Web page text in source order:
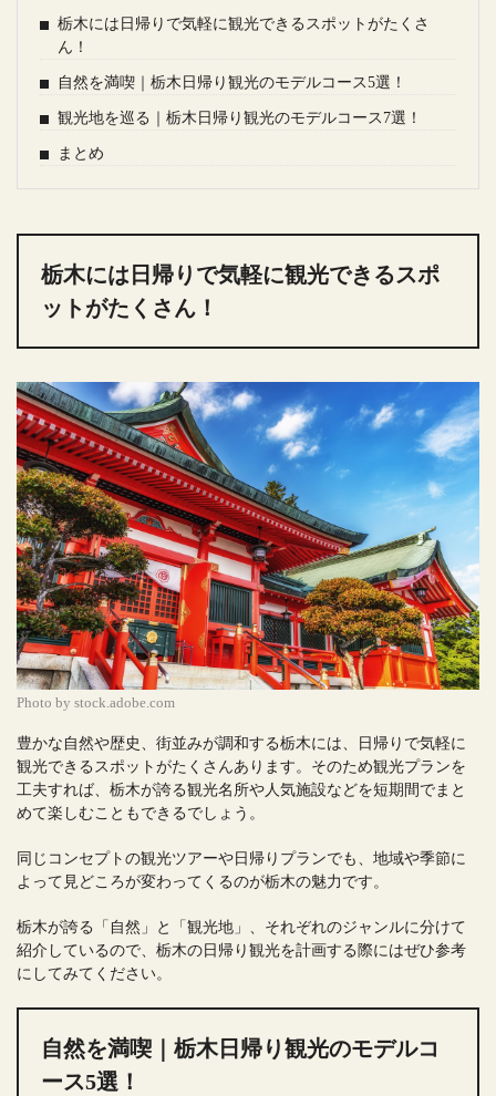
栃木には日帰りで気軽に観光できるスポットがたくさ
ん！
自然を満喫｜栃木日帰り観光のモデルコース5選！
観光地を巡る｜栃木日帰り観光のモデルコース7選！
まとめ
栃木には日帰りで気軽に観光できるスポ
ットがたくさん！
Photo by stock.adobe.com
豊かな自然や歴史、街並みが調和する栃木には、日帰りで気軽に
観光できるスポットがたくさんあります。そのため観光プランを
工夫すれば、栃木が誇る観光名所や人気施設などを短期間でまと
めて楽しむこともできるでしょう。
同じコンセプトの観光ツアーや日帰りプランでも、地域や季節に
よって見どころが変わってくるのが栃木の魅力です。
栃木が誇る「自然」と「観光地」、それぞれのジャンルに分けて
紹介しているので、栃木の日帰り観光を計画する際にはぜひ参考
にしてみてください。
自然を満喫｜栃木日帰り観光のモデルコ
ース5選！